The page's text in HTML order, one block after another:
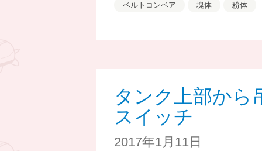
ベルトコンベア
塊体 粉体
タンク上部か
スイッチ
2017年1月11日